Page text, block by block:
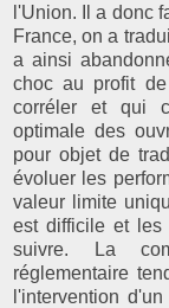
l'Union. Il a donc
France, on a
a ainsi
choc au profit
corréler et qui
optimale des
pour objet de
évoluer les
valeur limite
est difficile et les
suivre. La
réglementaire
l'intervention